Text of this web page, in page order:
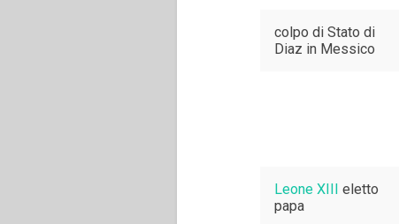
colpo di Stato di
Diaz in Messico
Leone XIII
eletto
papa